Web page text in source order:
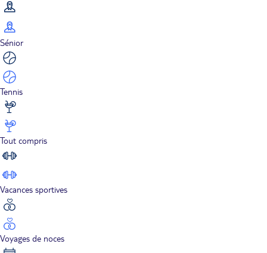
Sénior
Tennis
Tout compris
Vacances sportives
Voyages de noces